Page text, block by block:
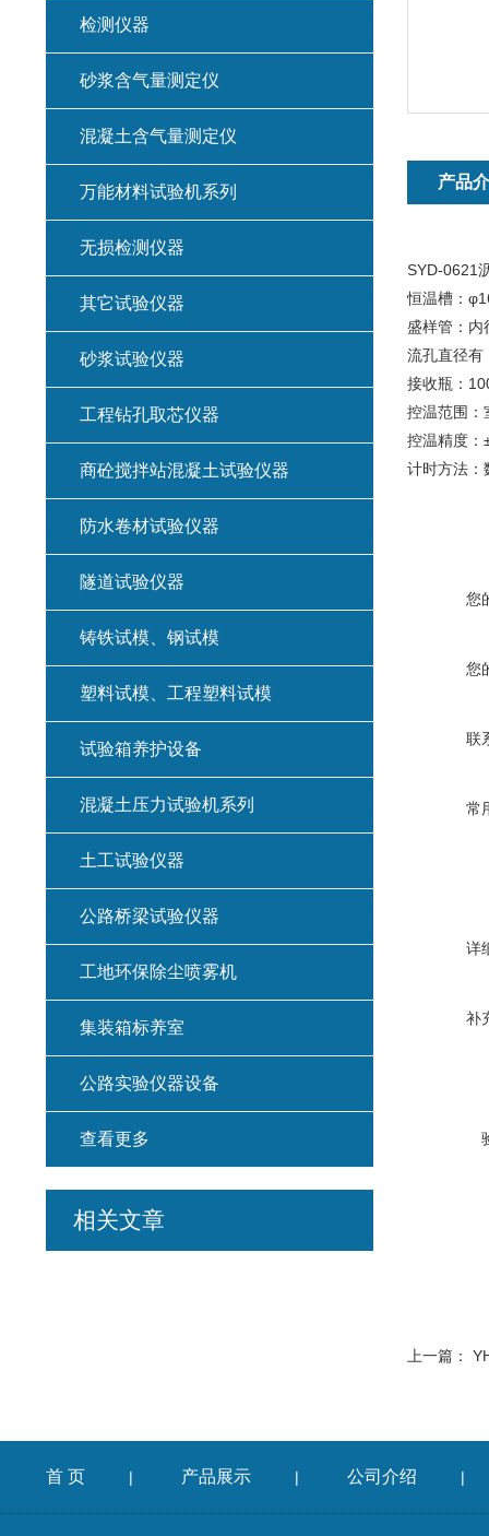
产品
SYD-0621
恒温槽：
盛样管：内
流孔直径
接收瓶：
控温范围：
控温精度：
计时方法：
您
您
联
常
详
补
上一篇：
检测仪器
砂浆含气量测定仪
混凝土含气量测定仪
万能材料试验机系列
无损检测仪器
其它试验仪器
砂浆试验仪器
工程钻孔取芯仪器
商砼搅拌站混凝土试验仪器
防水卷材试验仪器
隧道试验仪器
铸铁试模、钢试模
塑料试模、工程塑料试模
试验箱养护设备
混凝土压力试验机系列
土工试验仪器
公路桥梁试验仪器
工地环保除尘喷雾机
集装箱标养室
公路实验仪器设备
查看更多
相关文章
首 页 | 产品展示 | 公司介绍 |